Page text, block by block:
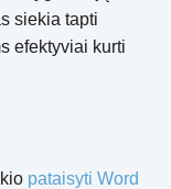
siekia tapti
efektyviai kurti
pataisyti Word